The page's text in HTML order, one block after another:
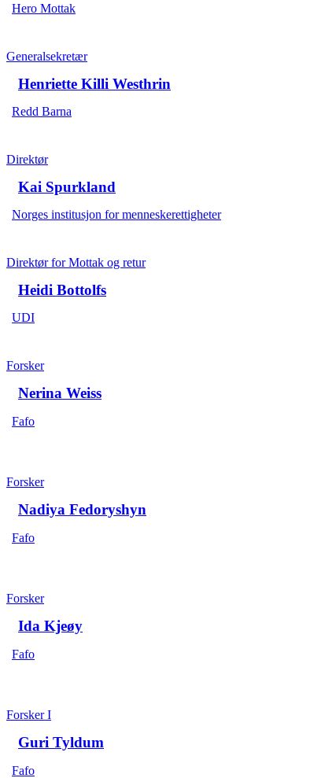
Hero Mottak
Generalsekretær
Henriette Killi Westhrin
Redd Barna
Direktør
Kai Spurkland
Norges institusjon for menneskerettigheter
Direktør for Mottak og retur
Heidi Bottolfs
UDI
Forsker
Nerina Weiss
Fafo
Forsker
Nadiya Fedoryshyn
Fafo
Forsker
Ida Kjeøy
Fafo
Forsker I
Guri Tyldum
Fafo